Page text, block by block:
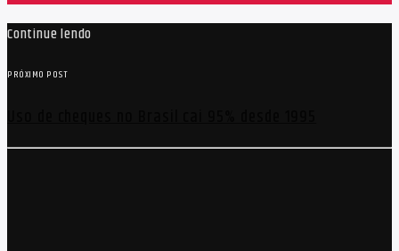
Continue lendo
PRÓXIMO POST